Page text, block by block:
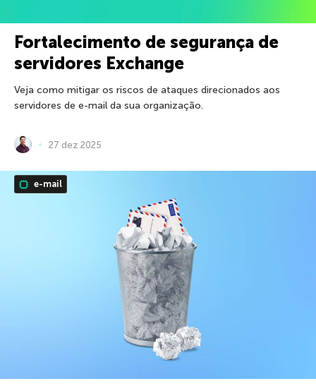
Fortalecimento de segurança de
servidores Exchange
Veja como mitigar os riscos de ataques direcionados aos
servidores de e-mail da sua organização.
27 dez 2025
e-mail